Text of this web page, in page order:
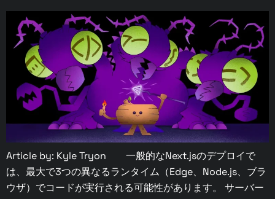
Article by: Kyle Tryon 一般的なNext.jsのデプロイで
は、最大で3つの異なるランタイム（Edge、Node.js、ブラ
ウザ）でコードが実行される可能性があります。 サーバー